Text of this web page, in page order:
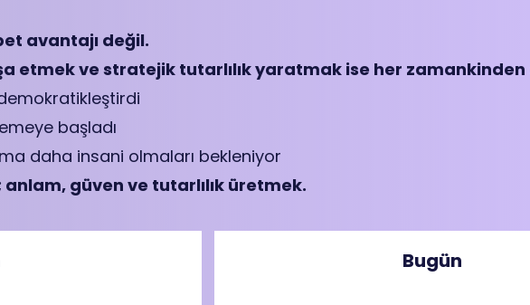
avantajı değil.
etmek ve stratejik tutarlılık yaratmak ise her
başladı
daha insani olmaları bekleniyor
güven ve tutarlılık üretmek.
Bugün